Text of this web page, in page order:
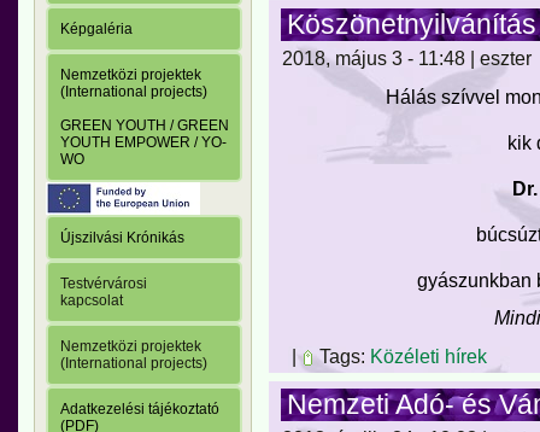
Képgaléria
Nemzetközi projektek
(International projects)
GREEN YOUTH / GREEN
YOUTH EMPOWER / YO-
WO
Újszilvási Krónikás
Testvérvárosi
kapcsolat
Nemzetközi projektek
(International projects)
Adatkezelési tájékoztató
(PDF)
Köszönetnyilvánítás
2018, május 3 - 11:48 | eszter
Hálás szívvel
kik
gyászunkban
|
Tags: Közéleti hírek
Nemzeti Adó- és